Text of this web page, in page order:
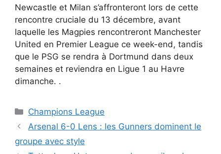
Newcastle et Milan s’affronteront lors de cette
rencontre cruciale du 13 décembre, avant
laquelle les Magpies rencontreront Manchester
United en Premier League ce week-end, tandis
que le PSG se rendra à Dortmund dans deux
semaines et reviendra en Ligue 1 au Havre
dimanche. .
Catégories
Champions League
Arsenal 6-0 Lens : les Gunners dominent le
groupe avec style